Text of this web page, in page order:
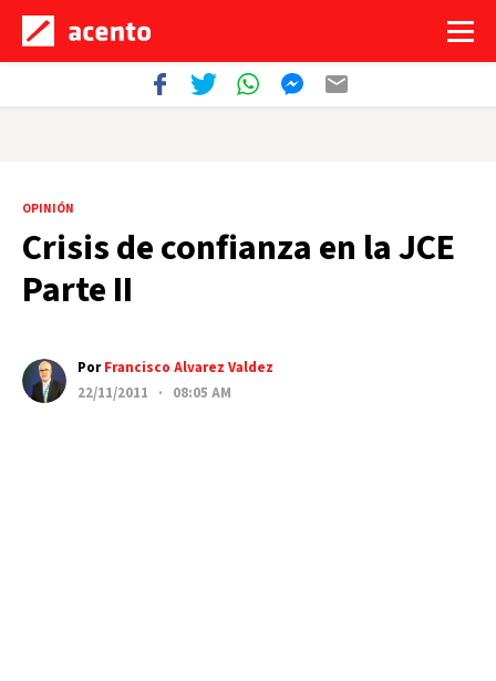
OPINIÓN
Crisis de confianza en la JCE
Parte II
PorFrancisco Alvarez Valdez
22/11/2011 · 08:05 AM